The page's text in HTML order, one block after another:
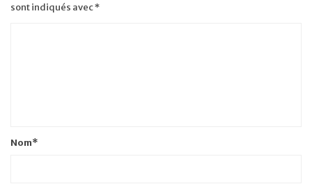
sont indiqués avec*
Nom*